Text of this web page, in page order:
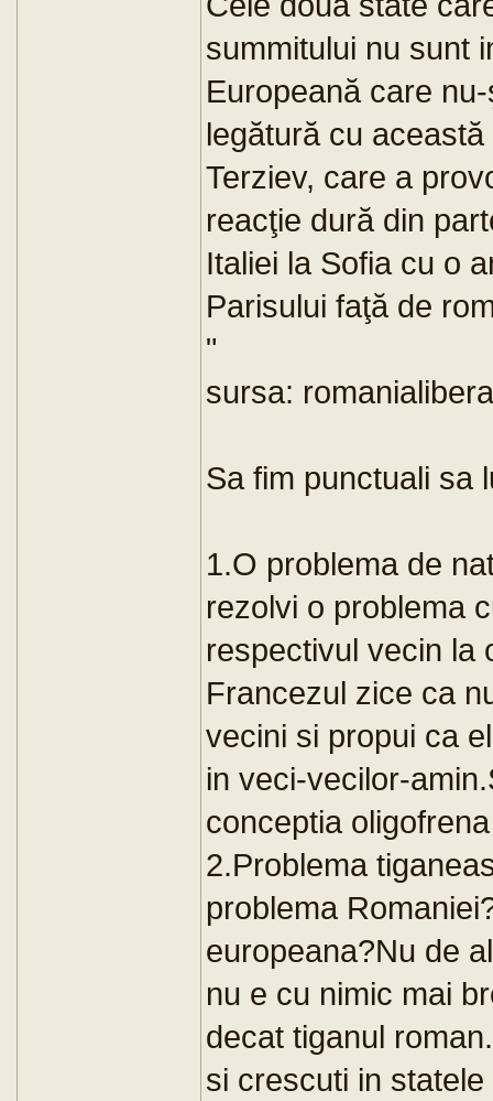
summitului nu sunt
Europeană care
legătură cu
Terziev, care a
reacţie dură din
Italiei la Sofia cu o
Parisului faţă de
"
sursa:
Sa fim punctuali sa
1.O problema de
rezolvi o problema
respectivul vecin la
Francezul zice ca
vecini si propui ca
in veci-vecilor-
conceptia
2.Problema
problema
europeana?Nu de
nu e cu nimic mai
decat tiganul
si crescuti in